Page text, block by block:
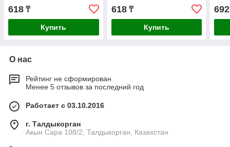
618 ₸
Купить
618₸
Купить
692
О нас
Рейтинг не сформирован
Менее 5 отзывов за последний год
Работает с 03.10.2016
г. Талдыкорган
Акын Сара 108/2, Талдыкорган, Казахстан